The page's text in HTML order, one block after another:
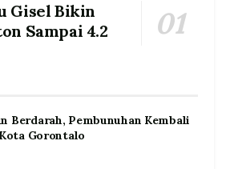
Gisel Bikin
Sampai 4.2
Berdarah, Pembunuhan Kembali
Gorontalo